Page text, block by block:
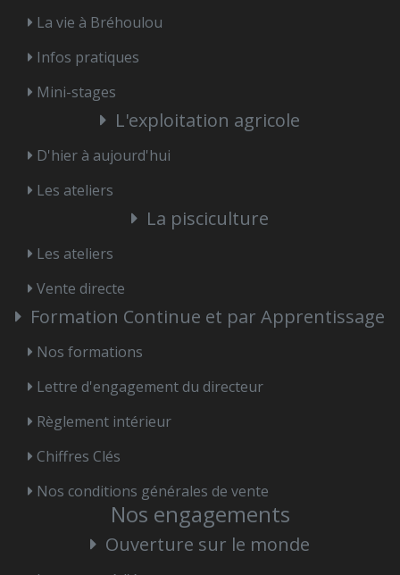
La vie à Bréhoulou
Infos pratiques
Mini-stages
L'exploitation agricole
D'hier à aujourd'hui
Les ateliers
La pisciculture
Les ateliers
Vente directe
Formation Continue et par Apprentissage
Nos formations
Lettre d'engagement du directeur
Règlement intérieur
Chiffres Clés
Nos conditions générales de vente
Nos engagements
Ouverture sur le monde